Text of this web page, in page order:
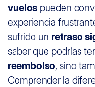
vuelos pueden
experiencia
sufrido un retraso
saber que podrías
reembolso, sino
Comprender la